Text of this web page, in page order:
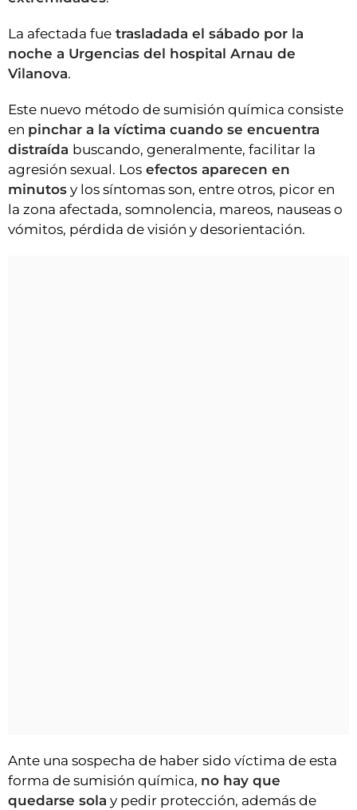
La afectada fue trasladada el sábado por la
noche a Urgencias del hospital Arnau de
Vilanova.
Este nuevo método de sumisión química consiste
en pinchar a la víctima cuando se encuentra
distraída buscando, generalmente, facilitar la
agresión sexual. Los efectos aparecen en
minutos y los síntomas son, entre otros, picor en
la zona afectada, somnolencia, mareos, nauseas o
vómitos, pérdida de visión y desorientación.
Ante una sospecha de haber sido víctima de esta
forma de sumisión química, no hay que
quedarse sola y pedir protección, además de